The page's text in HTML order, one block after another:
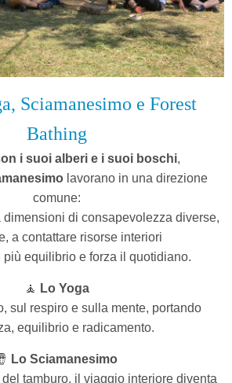
Sciamanesimo e Forest
Bathing
i suoi alberi e i suoi boschi,
lavorano in una direzione
comune:
dimensioni di consapevolezza diverse,
a contattare risorse interiori
più equilibrio e forza il quotidiano.
🧘 Lo Yoga
sul respiro e sulla mente, portando
equilibrio e radicamento.
Lo Sciamanesimo
tamburo, il viaggio interiore diventa